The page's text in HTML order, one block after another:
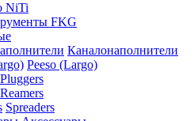
NiTi
FKG
Каналонаполнители
Peeso (Largo)
Pluggers
Reamers
Spreaders